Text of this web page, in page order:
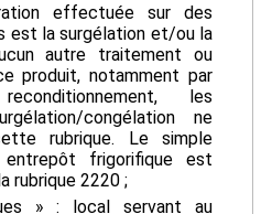
effectuée sur des
est la surgélation et/ou la
autre traitement ou
produit, notamment par
les
congélation ne
rubrique. Le simple
frigorifique est
rubrique 2220 ;
» : local servant au